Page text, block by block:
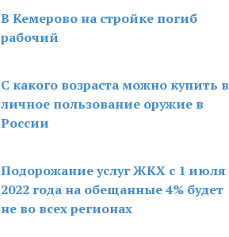
В Кемерово на стройке погиб
рабочий
С какого возраста можно купить в
личное пользование оружие в
России
Подорожание услуг ЖКХ с 1 июля
2022 года на обещанные 4% будет
не во всех регионах